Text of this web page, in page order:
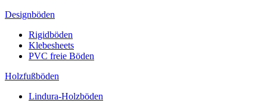
Designböden
Rigidböden
Klebesheets
PVC freie Böden
Holzfußböden
Lindura-Holzböden